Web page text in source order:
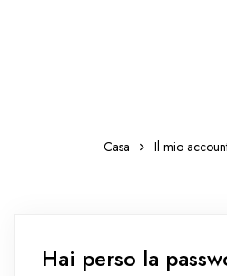
Casa Il mio
Hai perso la